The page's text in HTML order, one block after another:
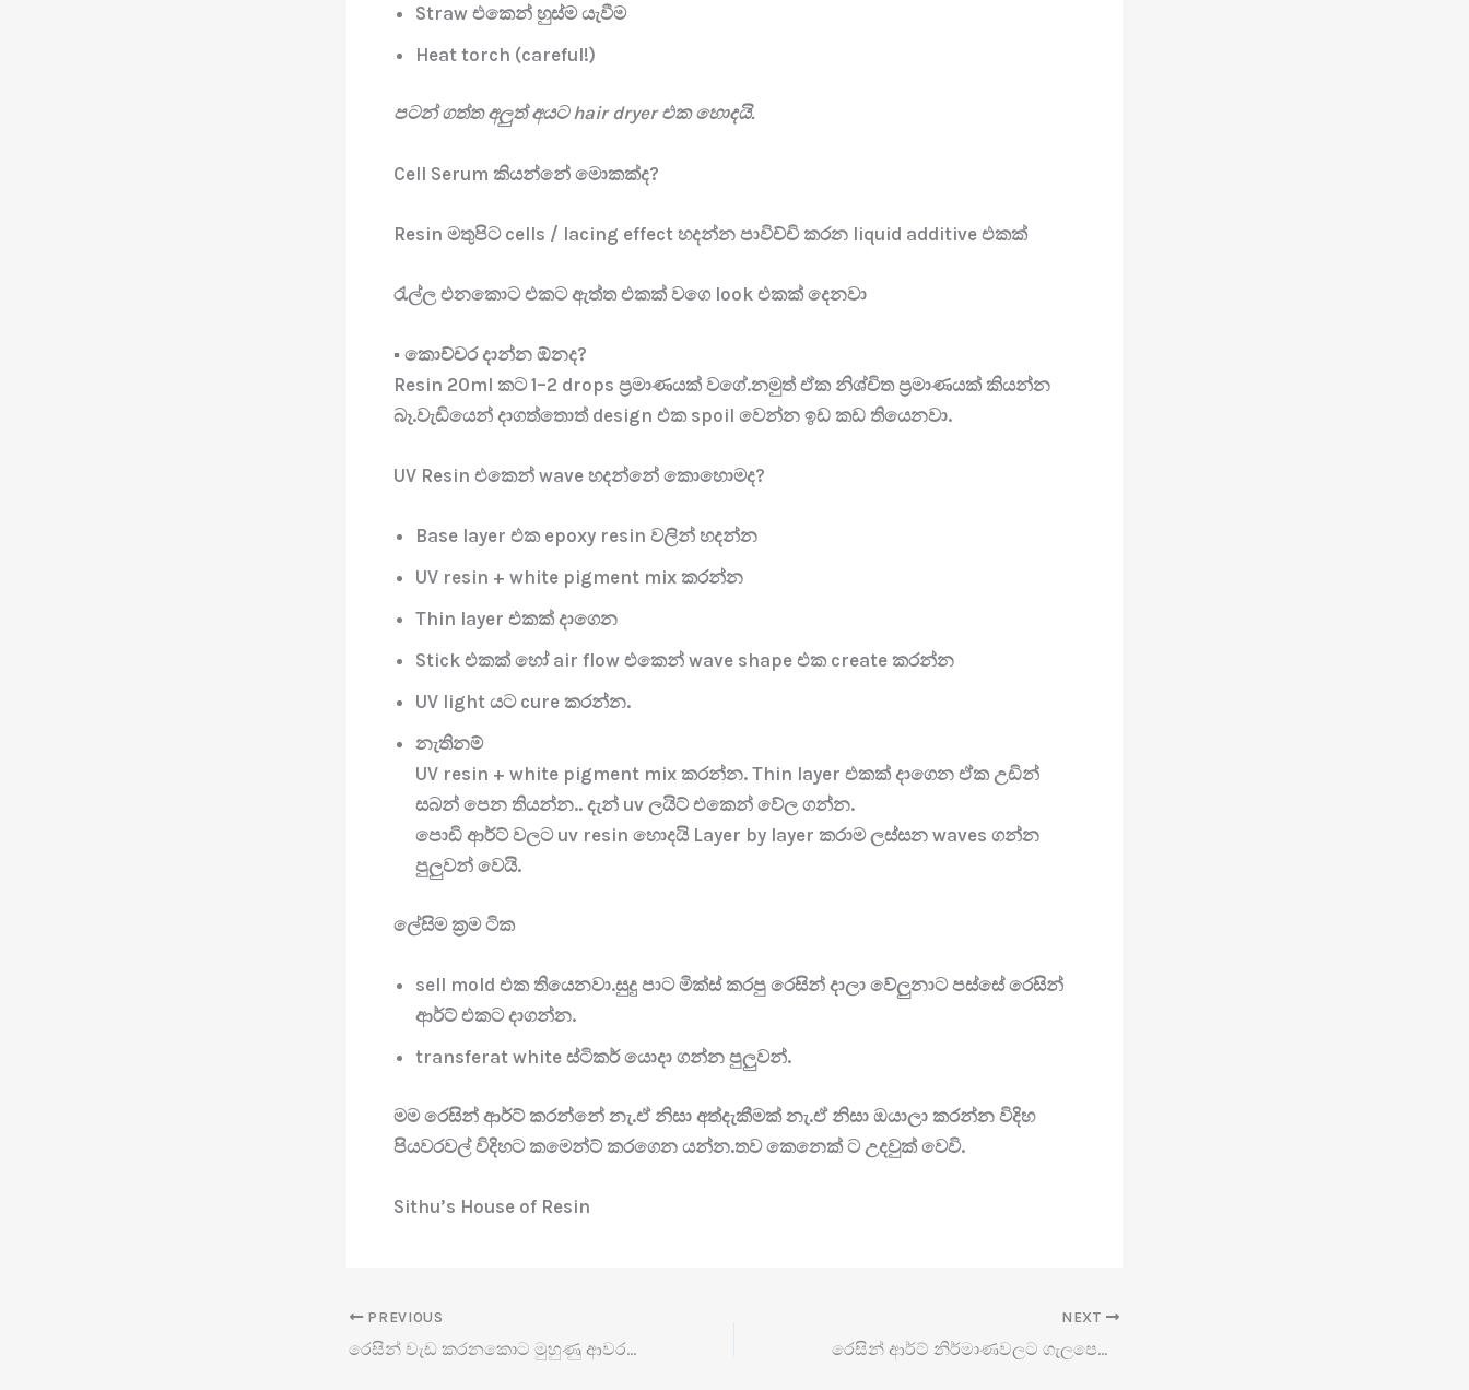
Straw එකෙන් හුස්ම යැවීම
Heat torch (careful!)
පටන් ගත්ත අලුත් අයට hair dryer එක හොදයි.
Cell Serum කියන්නේ මොකක්ද?
Resin මතුපිට cells / lacing effect හදන්න පාවිච්චි කරන liquid additive එකක්
රැල්ල එනකොට එකට ඇත්ත එකක් වගෙ look එකක් දෙනවා
▪️ කොච්චර දාන්න ඕනද?
Resin 20ml කට 1–2 drops ප්‍රමාණයක් වගේ.නමුත් ඒක නිශ්චිත ප්‍රමාණයක් කියන්න
බෑ.වැඩියෙන් දාගත්තොත් design එක spoil වෙන්න ඉඩ කඩ තියෙනවා.
UV Resin එකෙන් wave හදන්නේ කොහොමද?
Base layer එක epoxy resin වලින් හදන්න
UV resin + white pigment mix කරන්න
Thin layer එකක් දාගෙන
Stick එකක් හෝ air flow එකෙන් wave shape එක create කරන්න
UV light යට cure කරන්න.
නැතිනම්
UV resin + white pigment mix කරන්න. Thin layer එකක් දාගෙන ඒක උඩින්
සබන් පෙන තියන්න.. දැන් uv ලයිට් එකෙන් වේල ගන්න.
පොඩි ආර්ට් වලට uv resin හොදයි Layer by layer කරාම ලස්සන waves ගන්න
පුලුවන් වෙයි.
ලේසිම ක්‍රම ටික
sell mold එක තියෙනවා.සුදු පාට මික්ස් කරපු රෙසින් දාලා වේලුනාට පස්සේ රෙසින්
ආර්ට් එකට දාගන්න.
transferat white ස්ටිකර් යොදා ගන්න පුලුවන්.
මම රෙසින් ආර්ට් කරන්නේ නැ.ඒ නිසා අත්දැකීමක් නැ.ඒ නිසා ඔයාලා කරන්න විදිහ
පියවරවල් විදිහට කමෙන්ට් කරගෙන යන්න.තව කෙනෙක් ට උදවුක් වෙවි.
Sithu’s House of Resin
PREVIOUS
රෙසින් වැඩ කරනකොට මුහුණු ආවරණයක් (මාස්ක්) පාවිච්චි කරන්න ඕන ඇයි?
NEXT
රෙසින් ආර්ට් නිර්මාණවලට ගැලපෙන වර්ණ තෝරා ගන්නේ කොහොමද?